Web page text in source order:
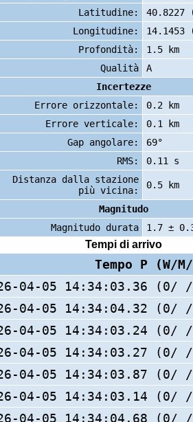
Latitudine:
40.8227
Longitudine:
14.1453
Profondità:
1.5 km
Qualità
A
Incertezze
Errore orizzontale:
0.2 km
Errore verticale:
0.1 km
Gap angolare:
69°
RMS:
0.11 s
Distanza dalla stazione
più vicina:
0.5 km
Magnitudo
Magnitudo durata
1.7 ±
Tempi di arrivo
Tempo P (W/
04-05 14:34:03.36 (0/
04-05 14:34:04.32 (0/
04-05 14:34:03.24 (0/
04-05 14:34:03.27 (0/
04-05 14:34:03.87 (0/
04-05 14:34:03.14 (0/
04-05 14:34:04.68 (0/